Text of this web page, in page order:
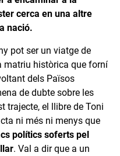
cerca en una altre
nació.
pot ser un viatge de
matriu històrica que forní
dels Països
de dubte sobre les
trajecte, el llibre de Toni
ni més ni menys que
polítics soferts pel
. Val a dir que a un